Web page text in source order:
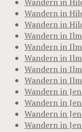
Wandern in
Wandern in
Wandern in
Wandern in
Wandern in
Wandern in
Wandern in
Wandern in
Wandern in
Wandern in
Wandern in